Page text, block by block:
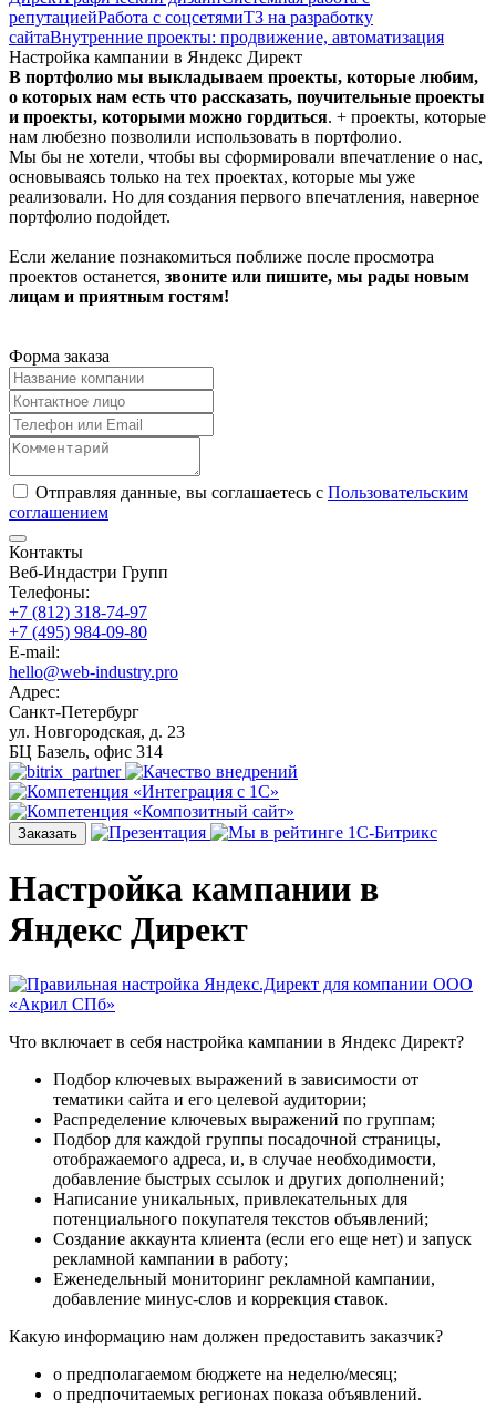
репутациейРабота с соцсетямиТЗ на разработку
сайтаВнутренние проекты: продвижение, автоматизация
Настройка кампании в Яндекс Директ
В портфолио мы выкладываем проекты, которые любим,
о которых нам есть что рассказать, поучительные проекты
и проекты, которыми можно гордиться. + проекты, которые
нам любезно позволили использовать в портфолио.
Мы бы не хотели, чтобы вы сформировали впечатление о нас,
основываясь только на тех проектах, которые мы уже
реализовали. Но для создания первого впечатления, наверное
портфолио подойдет.
Если желание познакомиться поближе после просмотра
проектов останется, звоните или пишите, мы рады новым
лицам и приятным гостям!
Форма заказа
Отправляя данные, вы соглашаетесь с Пользовательским
соглашением
Контакты
Веб-Индастри Групп
Телефоны:
+7 (812) 318-74-97
+7 (495) 984-09-80
E-mail:
hello@web-industry.pro
Адрес:
Санкт-Петербург
ул. Новгородская, д. 23
БЦ Базель, офис 314
Заказать
Настройка кампании в
Яндекс Директ
Что включает в себя настройка кампании в Яндекс Директ?
Подбор ключевых выражений в зависимости от
тематики сайта и его целевой аудитории;
Распределение ключевых выражений по группам;
Подбор для каждой группы посадочной страницы,
отображаемого адреса, и, в случае необходимости,
добавление быстрых ссылок и других дополнений;
Написание уникальных, привлекательных для
потенциального покупателя текстов объявлений;
Создание аккаунта клиента (если его еще нет) и запуск
рекламной кампании в работу;
Еженедельный мониторинг рекламной кампании,
добавление минус-слов и коррекция ставок.
Какую информацию нам должен предоставить заказчик?
о предполагаемом бюджете на неделю/месяц;
о предпочитаемых регионах показа объявлений.